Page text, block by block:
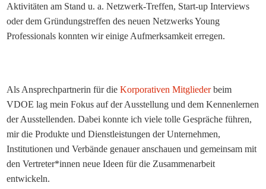
Aktivitäten am Stand u. a. Netzwerk-Treffen, Start-up Interviews
oder dem Gründungstreffen des neuen Netzwerks Young
Professionals konnten wir einige Aufmerksamkeit erregen.
Als Ansprechpartnerin für dieKorporativen Mitgliederbeim
VDOE lag mein Fokus auf der Ausstellung und dem Kennenlernen
der Ausstellenden. Dabei konnte ich viele tolle Gespräche führen,
mir die Produkte und Dienstleistungen der Unternehmen,
Institutionen und Verbände genauer anschauen und gemeinsam mit
den Vertreter*innen neue Ideen für die Zusammenarbeit
entwickeln.